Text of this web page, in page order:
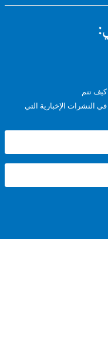
الإخبارية التي